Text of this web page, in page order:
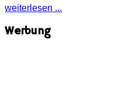
weiterlesen ...
Werbung